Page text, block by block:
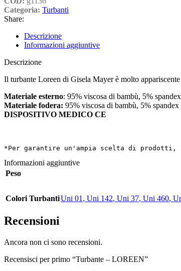
Categoria: Turbanti
Share:
Descrizione
Informazioni aggiuntive
Descrizione
Il turbante Loreen di Gisela Mayer è molto
Materiale esterno: 95% viscosa di bambù, 5% spandex
Materiale fodera: 95% viscosa di bambù, 5% spandex
DISPOSITIVO MEDICO CE
*Per garantire un'ampia scelta di
Informazioni aggiuntive
Peso
Colori TurbantiUni 01 , Uni 142, Uni 37, Uni 460,
Recensioni
Ancora non ci sono recensioni.
Recensisci per primo “Turbante – LOREEN”